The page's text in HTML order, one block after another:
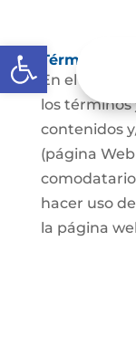
Abrir barra de
Términos y
En el
los términos
contenidos
(página
hacer uso
la página